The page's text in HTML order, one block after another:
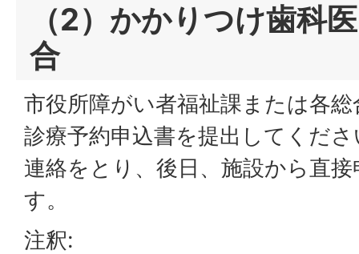
（2）かかりつけ歯科
合
市役所障がい者福祉課または各
診療予約申込書を提出してくだ
連絡をとり、後日、施設から直
す。
注釈: